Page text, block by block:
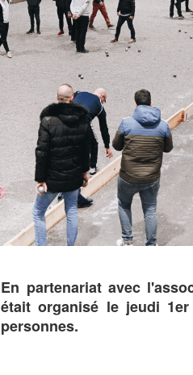
En partenariat avec
était organisé le jeudi
personnes.